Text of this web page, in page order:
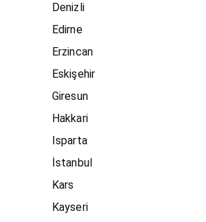
Denizli
Edirne
Erzincan
Eskişehir
Giresun
Hakkari
Isparta
İstanbul
Kars
Kayseri